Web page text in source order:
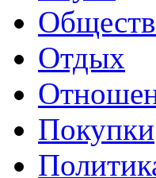
Отдых
Покупки